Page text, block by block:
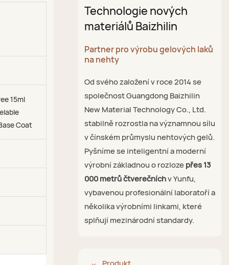
15ml
Coat
Technologie nových
materiálů Baizhilin
Partner pro výrobu gelových laků
na nehty
Od svého založení v roce 2014 se
společnost Guangdong Baizhilin
New Material Technology Co., Ltd.
stabilně rozrostla na významnou sílu
v čínském průmyslu nehtových gelů.
Pyšníme se inteligentní a moderní
výrobní základnou o rozlozepřes 13
000 metrů čtverečníchv Yunfu,
vybavenou profesionální laboratoří a
několika výrobními linkami, které
splňují mezinárodní standardy.